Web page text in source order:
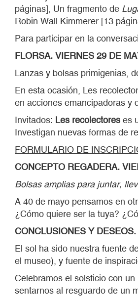
páginas], Un fragmento de
Robin Wall Kimmerer [13
Para participar en la
FLORSA. VIERNES 29 DE
Lanzas y bolsas primigenias,
En esta ocasión, Les
en acciones emancipadoras y
Invitados: Les recolectores es
Investigan nuevas formas de
FORMULARIO DE
CONCEPTO REGADERA.
Bolsas amplias para juntar,
A 40 de mayo pensamos en
¿Cómo quiere ser la tuya?
CONCLUSIONES Y
El sol ha sido nuestra fuente
el museo), y fuente de
Celebramos el solsticio con
sentarnos al resguardo de un